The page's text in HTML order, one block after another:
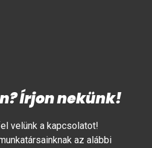
Írjon nekünk!
velünk a kapcsolatot!
az alábbi